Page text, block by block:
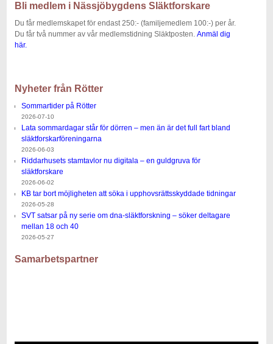
Bli medlem i Nässjöbygdens Släktforskare
Du får medlemskapet för endast 250:- (familjemedlem 100:-) per år.
Du får två nummer av vår medlemstidning Släktposten. Anmäl dig
här.
Nyheter från Rötter
Sommartider på Rötter
2026-07-10
Lata sommardagar står för dörren – men än är det full fart bland
släktforskarföreningarna
2026-06-03
Riddarhusets stamtavlor nu digitala – en guldgruva för
släktforskare
2026-06-02
KB tar bort möjligheten att söka i upphovsrättsskyddade tidningar
2026-05-28
SVT satsar på ny serie om dna‑släktforskning – söker deltagare
mellan 18 och 40
2026-05-27
Samarbetspartner